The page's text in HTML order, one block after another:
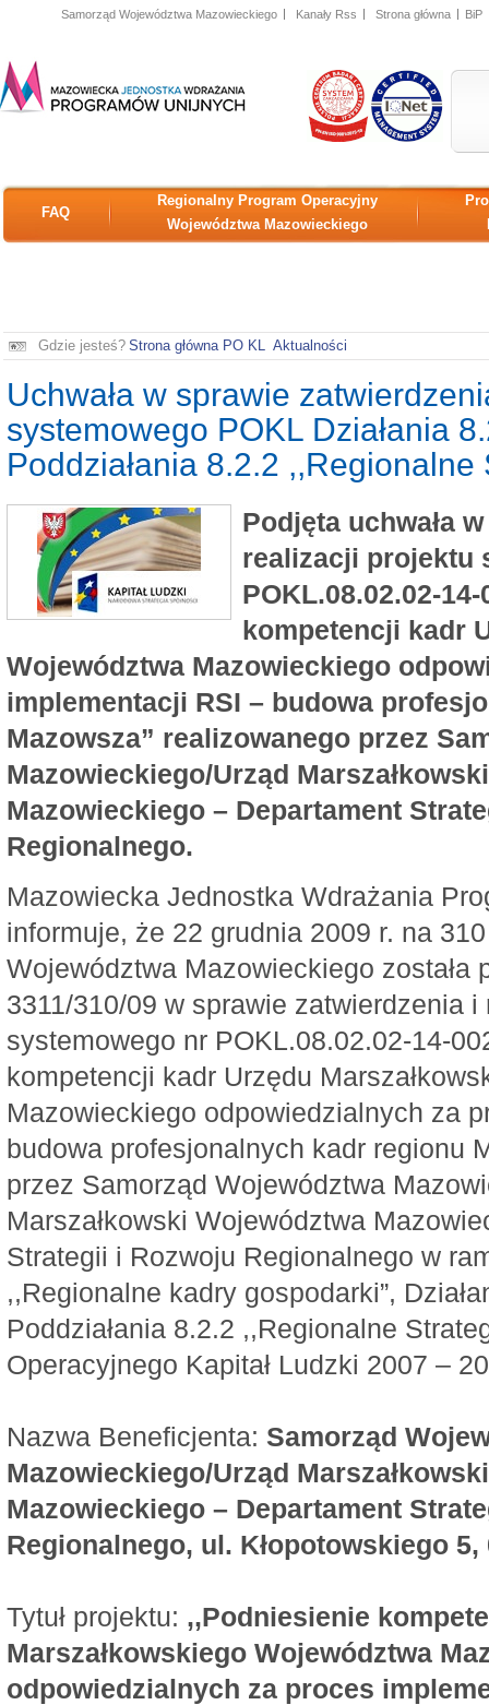
Samorząd Województwa Mazowieckiego Kanały Rss Strona główna BiP
IQNet
ISO
MAZOWIECKA JEDNOSTKA
WDRAŻANIA PROGRAMÓW
FAQ
Regionalny Program Operacyjny
Województwa Mazowieckiego
Gdzie jesteś? Strona główna PO KL Aktualności
Uchwała w sprawie
systemowego POKL Działania
Poddziałania 8.2.2 ,,Regionalne
Podjęta uchwała
realizacji projektu
POKL.08.02.02-
kompetencji kadr
Województwa Mazowieckiego
implementacji RSI – budowa
Mazowsza” realizowanego przez
Mazowieckiego/Urząd
Mazowieckiego – Departament
Regionalnego.
Mazowiecka Jednostka Wdrażania
informuje, że 22 grudnia 2009 r. na
Województwa Mazowieckiego została
3311/310/09 w sprawie zatwierdzenia
systemowego nr POKL.08.02.02-14-
kompetencji kadr Urzędu
Mazowieckiego odpowiedzialnych za
budowa profesjonalnych kadr regionu
przez Samorząd Województwa
Marszałkowski Województwa
Strategii i Rozwoju Regionalnego w
,,Regionalne kadry gospodarki”,
Poddziałania 8.2.2 ,,Regionalne
Operacyjnego Kapitał Ludzki 2007 –
Nazwa Beneficjenta: Samorząd
Mazowieckiego/Urząd
Mazowieckiego – Departament
Regionalnego, ul. Kłopotowskiego 5,
Tytuł projektu: ,,Podniesienie
Marszałkowskiego Województwa
odpowiedzialnych za proces